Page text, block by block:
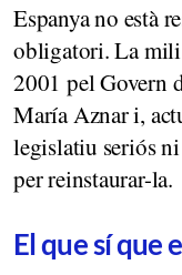
Espanya no està
obligatori. La mili
2001 pel Govern
María Aznar i,
legislatiu seriós
per reinstaurar-la.
El que sí que